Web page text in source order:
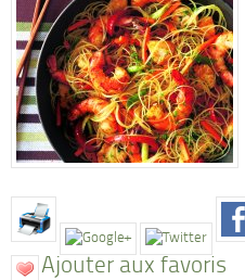
Ajouter aux favoris